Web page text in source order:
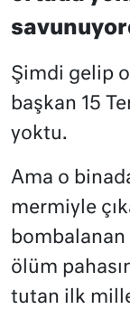
Şimdi gelip
başkan 15
yoktu.
Ama o
mermiyle
bombalanan
ölüm
tutan ilk